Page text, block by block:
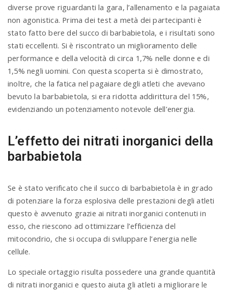
diverse prove riguardanti la gara, l’allenamento e la pagaiata
non agonistica. Prima dei test a metà dei partecipanti è
stato fatto bere del succo di barbabietola, e i risultati sono
stati eccellenti. Si è riscontrato un miglioramento delle
performance e della velocità di circa 1,7% nelle donne e di
1,5% negli uomini. Con questa scoperta si è dimostrato,
inoltre, che la fatica nel pagaiare degli atleti che avevano
bevuto la barbabietola, si era ridotta addirittura del 15%,
evidenziando un potenziamento notevole dell’energia.
L’effetto dei nitrati inorganici della
barbabietola
Se è stato verificato che il succo di barbabietola è in grado
di potenziare la forza esplosiva delle prestazioni degli atleti
questo è avvenuto grazie ai nitrati inorganici contenuti in
esso, che riescono ad ottimizzare l’efficienza del
mitocondrio, che si occupa di sviluppare l’energia nelle
cellule.
Lo speciale ortaggio risulta possedere una grande quantità
di nitrati inorganici e questo aiuta gli atleti a migliorare le